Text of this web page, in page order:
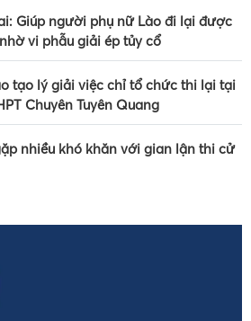
Giúp người phụ nữ Lào đi lại được
vi phẫu giải ép tủy cổ
tạo lý giải việc chỉ tổ chức thi lại tại
Chuyên Tuyên Quang
nhiều khó khăn với gian lận thi cử